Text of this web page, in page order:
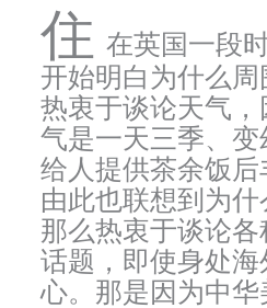
住 在英国一段
开始明白为什么
热衷于谈论天气
气是一天三季、
给人提供茶余饭后
由此也联想到为
那么热衷于谈论各
话题，即使身处
心。那是因为中